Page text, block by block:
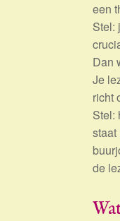
een
Stel:
Dan
Je
richt
Stel:
staat
de